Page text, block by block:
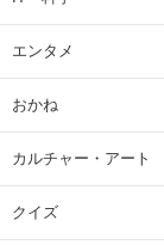
エンタメ
おかね
カルチャー・アート
クイズ